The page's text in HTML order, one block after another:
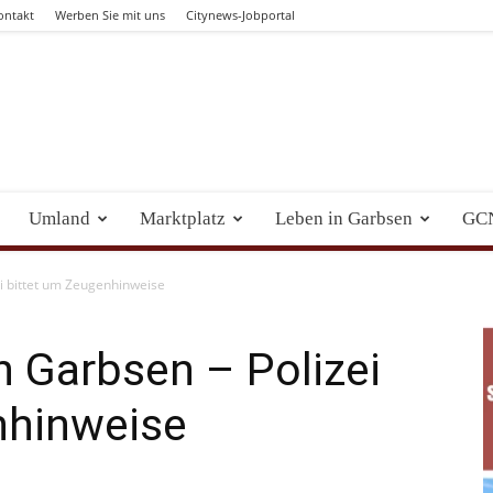
Werben Sie mit uns Citynews-Jobportal
Umland Marktplatz Leben in Garbsen
bittet um Zeugenhinweise
Garbsen – Polizei